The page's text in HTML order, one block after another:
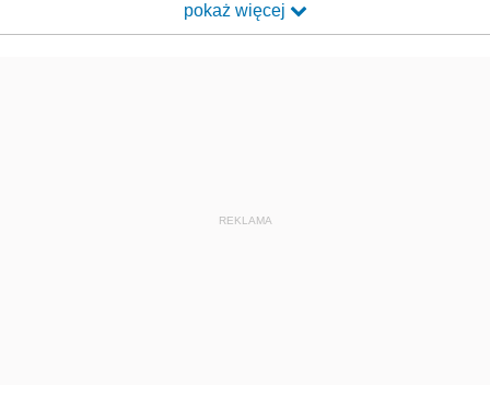
pokaż więcej
REKLAMA